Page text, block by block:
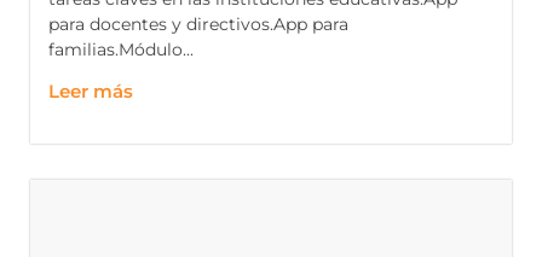
para docentes y directivos.App para
familias.Módulo...
Leer más